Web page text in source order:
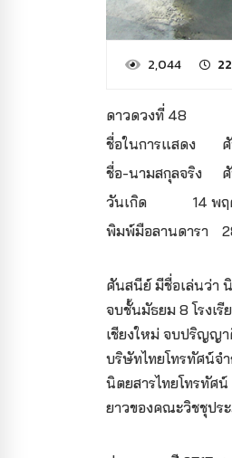
2,044
ดาวดวงที่ 48
ชื่อในการแสดง
ชื่อ-นามสกุลจริง
วันเกิด
14 พ
พิมพ์มือลานดารา
ศันสนีย์ มีชื่อเล่นว่า
จบชั้นมัธยม 8 โรงเ
เชียงใหม่ จบปริญญา
บริษัทไทยโทรทัศน์จ
นิตยสารไทยโทรทัศ
ยาวของคณะวิชชุปร